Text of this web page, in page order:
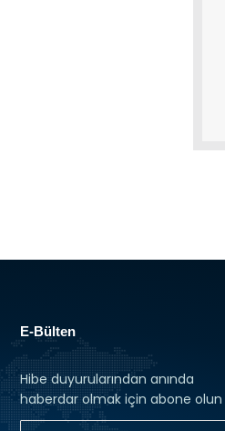
E-Bülten
Hibe duyurularından anında
haberdar olmak için abone olun